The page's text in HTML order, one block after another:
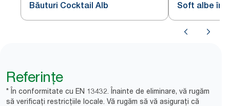
Băuturi Cocktail Alb
Soft albe
Referințe
* În conformitate cu EN 13432. Înainte de eliminare, vă rugăm
să verificați restricțiile locale. Vă rugăm să vă asigurați că